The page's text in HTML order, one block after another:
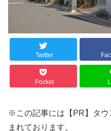
Twitter
Pocket
※この記事には【PR】タウ
まれております。